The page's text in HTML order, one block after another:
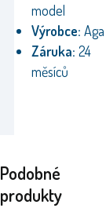
model
Výrobce: Aga
Záruka: 24
měsíců
Podobné
produkty